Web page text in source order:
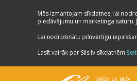
Mēs izmantojam sīkdatnes, lai
piedāvājumu un marketinga
Lai nodrošinātu pilnvērtīgu
Lasīt vairāk par Sils.lv sīkdatnēm šeit